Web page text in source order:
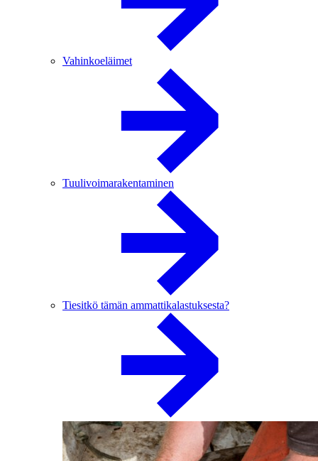
Vahinkoeläimet
Tuulivoimarakentaminen
Tiesitkö tämän ammattikalastuksesta?